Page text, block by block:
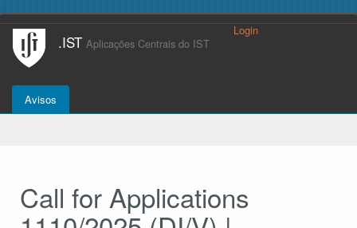
.IST Aplicações Centrais do IST
Login
Avisos
Call for Applications